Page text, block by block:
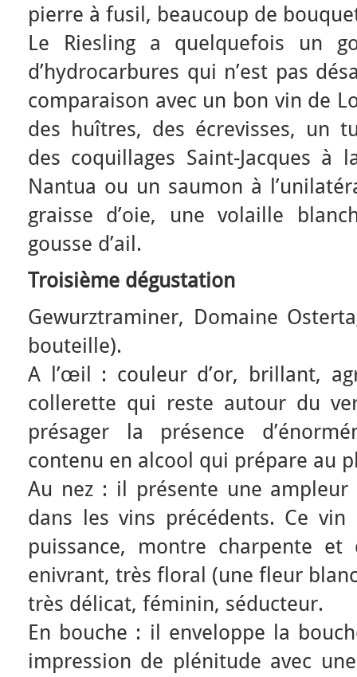
pierre à fusil, beaucoup de
Le Riesling a quelquefois un
d’hydrocarbures qui n’est pas
comparaison avec un bon vin de
des huîtres, des écrevisses, un
des coquillages Saint-Jacques
Nantua ou un saumon à
graisse d’oie, une volaille
gousse d’ail.
Troisième dégustation
Gewurztraminer, Domaine
bouteille).
A l’œil : couleur d’or, brillant,
collerette qui reste autour du
présager la présence
contenu en alcool qui prépare au
Au nez : il présente une ampleur
dans les vins précédents. Ce
puissance, montre charpente
enivrant, très floral (une fleur
très délicat, féminin, séducteur.
En bouche : il enveloppe la
impression de plénitude avec